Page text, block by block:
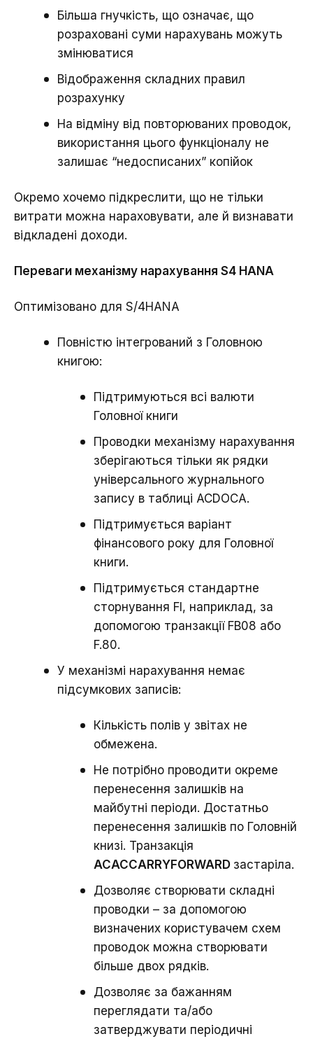
Більша гнучкість, що означає, що
розраховані суми нарахувань можуть
змінюватися
Відображення складних правил
розрахунку
На відміну від повторюваних проводок,
використання цього функціоналу не
залишає “недосписаних” копійок
Окремо хочемо підкреслити, що не тільки
витрати можна нараховувати, але й визнавати
відкладені доходи.
Переваги механізму нарахування S4 HANA
Оптимізовано для S/4HANA
Повністю інтегрований з Головною
книгою:
Підтримуються всі валюти
Головної книги
Проводки механізму нарахування
зберігаються тільки як рядки
універсального журнального
запису в таблиці ACDOCA.
Підтримується варіант
фінансового року для Головної
книги.
Підтримується стандартне
сторнування FI, наприклад, за
допомогою транзакції FB08 або
F.80.
У механізмі нарахування немає
підсумкових записів:
Кількість полів у звітах не
обмежена.
Не потрібно проводити окреме
перенесення залишків на
майбутні періоди. Достатньо
перенесення залишків по Головній
книзі. Транзакція
ACACCARRYFORWARD застаріла.
Дозволяє створювати складні
проводки – за допомогою
визначених користувачем схем
проводок можна створювати
більше двох рядків.
Дозволяє за бажанням
переглядати та/або
затверджувати періодичні